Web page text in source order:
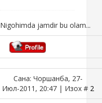
Nigohimda jamdir bu olam...
Сана: Чоршанба, 27-
Июл-2011, 20:47 | Изох # 2